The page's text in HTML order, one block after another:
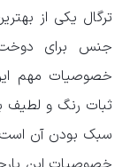
ترگال یکی از
جنس برای دوخت
خصوصیات مهم
ثبات رنگ و
سبک بودن آن است